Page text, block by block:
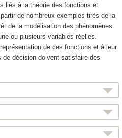
liés à la théorie des fonctions et
de nombreux exemples tirés de la
de la modélisation des phénomènes
ou plusieurs variables réelles.
de ces fonctions et à leur
décision doivent satisfaire des